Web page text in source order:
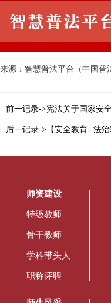
来源：智慧普法平台（中国普
前一记录->宪法关于国家安
后一记录->【安全教育--法
师资建设
特级教师
骨干教师
学科带头人
职称评聘